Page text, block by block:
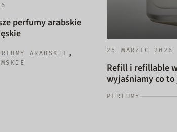
perfumy arabskie
ARABSKIE , 25 MARZEC 2026
Refill i refillable
wyjaśniamy co
PERFUMY